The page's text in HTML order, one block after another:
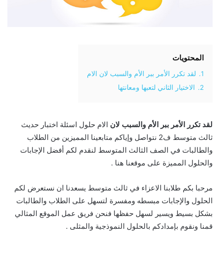
المحتويات
1.
لقد تكرر الأمر ببر الأم والسبب لان الام
2.
الاختيار الثاني لتعبها ومعانتها
لقد تكرر الأمر ببر الأم والسبب لان الام حلول اسئلة اختبار حديث
ثالث متوسط ف2 نتواصل وإياكم متابعينا المميزين من الطلاب
والطالبات في الصف الثالث المتوسط لنقدم لكم أفضل الإجابات
والحلول المميزة على موقعنا هنا .
مرحبا بكم طلابنا الاعزاء في ثالث متوسط يسعدنا ان نستعرض لكم
الحلول والإجابات مبسطه ومفسرة لتسهل على الطلاب والطالبات
بشكل بسيط ويسير لسهل حفظها فنحن فريق عمل الموقع المثالي
قمنا ونقوم بإمدادكم بالحلول النموذجية والمثلى .